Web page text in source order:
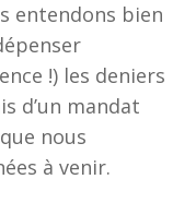
entendons bien
!) les deniers
d’un mandat
nous
à venir.